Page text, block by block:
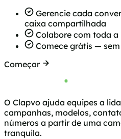
Gerencie cada
caixa compartilhada
Colabore com toda a
Comece grátis —
Começar
O Clapvo ajuda equipes a
campanhas, modelos,
números a partir de uma
tranquila.